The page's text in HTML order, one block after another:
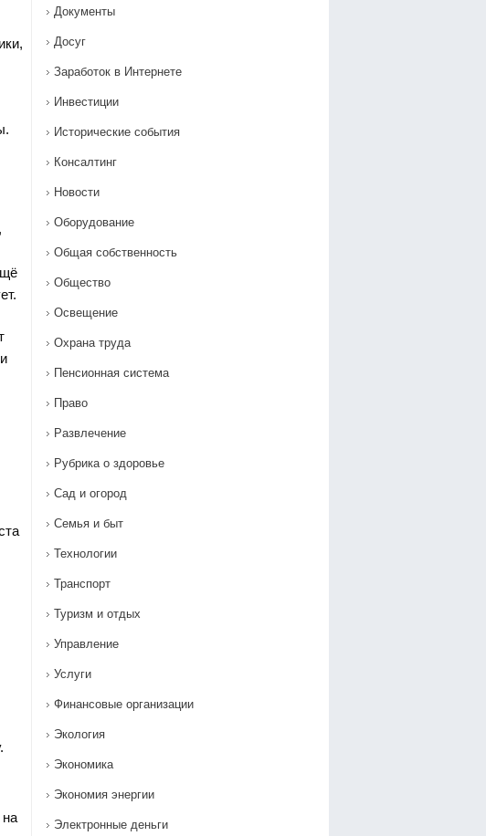
Документы
Досуг
Заработок в Интернете
Инвестиции
Исторические события
Консалтинг
Новости
Оборудование
Общая собственность
Общество
Освещение
Охрана труда
Пенсионная система
Право
Развлечение
Рубрика о здоровье
Сад и огород
Семья и быт
Технологии
Транспорт
Туризм и отдых
Управление
Услуги
Финансовые организации
Экология
Экономика
Экономия энергии
Электронные деньги